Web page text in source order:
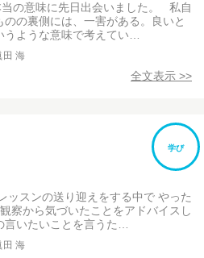
当の意味に先日出会いました。 私自
の裏側には、一害がある。良いと
うような意味で考えてい…
海
全文表示 >>
学び
ッスンの送り迎えをする中で やった
察から気づいたことをアドバイスし
言いたいことを言うた…
海